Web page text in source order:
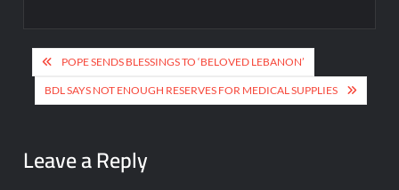
Post
navigation
POPE SENDS BLESSINGS TO ‘BELOVED LEBANON’
BDL SAYS NOT ENOUGH RESERVES FOR MEDICAL SUPPLIES
Leave a Reply